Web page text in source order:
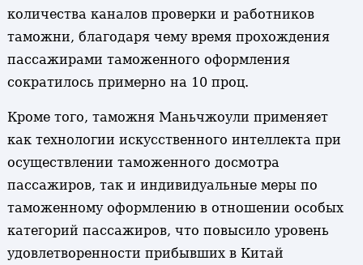
количества каналов проверки и работников
таможни, благодаря чему время прохождения
пассажирами таможенного оформления
сократилось примерно на 10 проц.
Кроме того, таможня Маньчжоули применяет
как технологии искусственного интеллекта при
осуществлении таможенного досмотра
пассажиров, так и индивидуальные меры по
таможенному оформлению в отношении особых
категорий пассажиров, что повысило уровень
удовлетворенности прибывших в Китай